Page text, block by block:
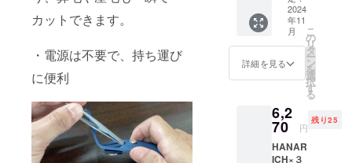
カットできます。
・電源は不要で、持ち運び
に便利
ました
方全員
に提供
いたし
ます。
ていた
場合
は、返
品・交
換をさ
せてい
ただき
※初期不
良のみ
対応 ※
持ち運
2024
年11
月
詳細を見る
こ
の
リ
タ
ー
ン
を
選
択
す
る
6,2
70 円
残り25
HANAR
ICH×３